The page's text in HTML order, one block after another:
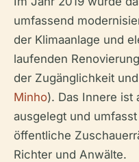
umfassend
der Klimaanlage und
laufenden
der Zugänglichkeit
Minho). Das Innere ist
ausgelegt und
öffentliche
Richter und Anwälte.